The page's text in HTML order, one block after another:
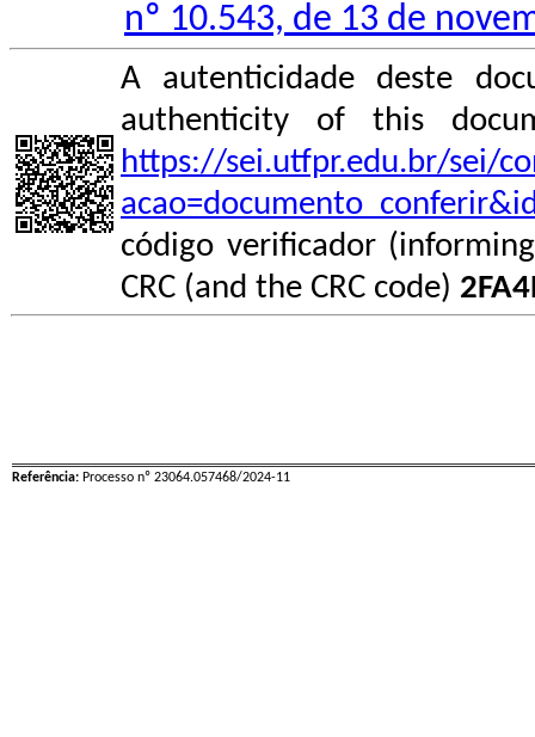
nº 10.543, de 13 de
A autenticidade deste
authenticity of this
https://sei.utfpr.edu.br/sei/
código verificador
CRC (and the CRC code)
Referência: Processo nº 23064.057468/2024-11